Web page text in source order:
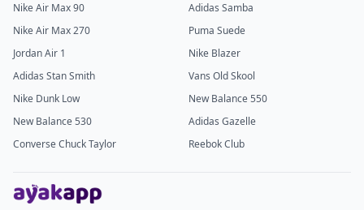
Nike Air Max 90
Nike Air Max 270
Jordan Air 1
Adidas Stan Smith
Nike Dunk Low
New Balance 530
Converse Chuck Taylor
Adidas Samba
Puma Suede
Nike Blazer
Vans Old Skool
New Balance 550
Adidas Gazelle
Reebok Club